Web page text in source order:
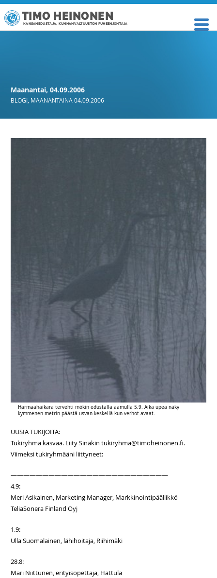
TIMO HEINONEN
KANSANEDUSTAJA, KUNNANVALTUUSTON PUHEENJOHTAJA
Maanantai, 04.09.2006
BLOGI MAANANTAINA 04.09.2006
Harmaahaikara tervehti mökin edustalla aamulla 5.9. Aika upea näky
kymmenen metrin päästä usvan keskellä kun verhot avaat.
UUSIA TUKIJOITA:
Tukiryhmä kasvaa. Liity Sinäkin tukiryhma@timoheinonen.fi.
Viimeksi tukiryhmääni liittyneet:
—————————————————————————
4.9:
Meri Asikainen, Marketing Manager, Markkinointipäällikkö
TeliaSonera Finland Oyj
1.9:
Ulla Suomalainen, lähihoitaja, Riihimäki
28.8:
Mari Niittunen, erityisopettaja, Hattula